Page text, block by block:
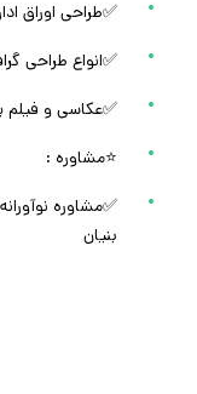
✅طراحی اوراق
✅انواع طراحی
✅عکاسی و
⭐️مشاوره :
✅مشاوره
بنیان